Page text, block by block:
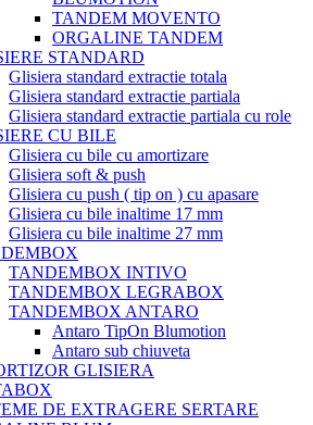
TANDEM MOVENTO
ORGALINE TANDEM
STANDARD
Glisiera standard extractie totala
Glisiera standard extractie partiala
Glisiera standard extractie partiala cu role
CU BILE
Glisiera cu bile cu amortizare
Glisiera soft & push
Glisiera cu push ( tip on ) cu apasare
Glisiera cu bile inaltime 17 mm
Glisiera cu bile inaltime 27 mm
TANDEMBOX INTIVO
TANDEMBOX LEGRABOX
TANDEMBOX ANTARO
Antaro TipOn Blumotion
Antaro sub chiuveta
GLISIERA
DE EXTRAGERE SERTARE